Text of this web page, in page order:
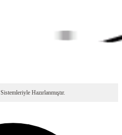
Sistemleriyle Hazırlanmıştır.